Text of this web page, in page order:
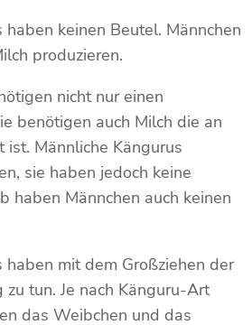
haben keinen Beutel. Männchen
produzieren.
nicht nur einen
benötigen auch Milch die an
Männliche Kängurus
sie haben jedoch keine
haben Männchen auch keinen
haben mit dem Großziehen der
tun. Je nach Känguru-Art
das Weibchen und das